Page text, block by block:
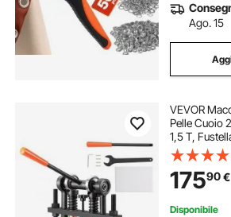
Ago. 15
VEVOR
Pelle Cuoio
1,5 T,
Regolabile
Goffratura
Espanso
Materiali
17590€
Disponibile